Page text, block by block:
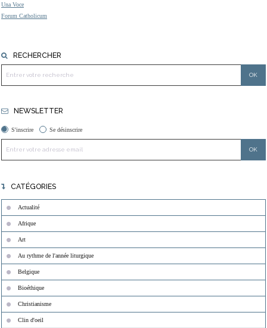
Una Voce
Forum Catholicum
RECHERCHER
NEWSLETTER
S'inscrire Se désinscrire
CATÉGORIES
Actualité
Afrique
Art
Au rythme de l'année liturgique
Belgique
Bioéthique
Christianisme
Clin d'oeil